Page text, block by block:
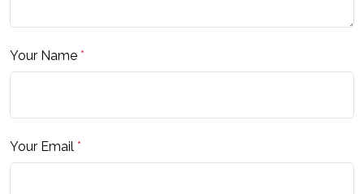
Your Name *
Your Email *